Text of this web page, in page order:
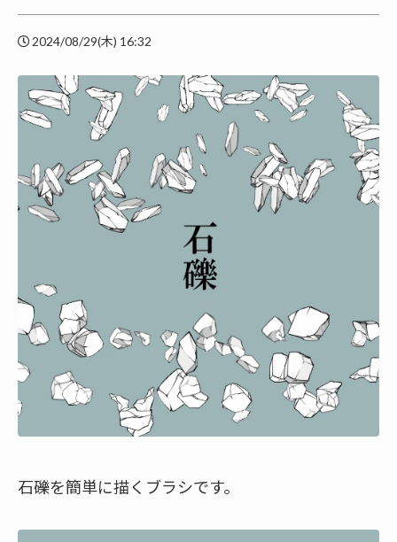
2024/08/29(木) 16:32
石礫を簡単に描くブラシです。